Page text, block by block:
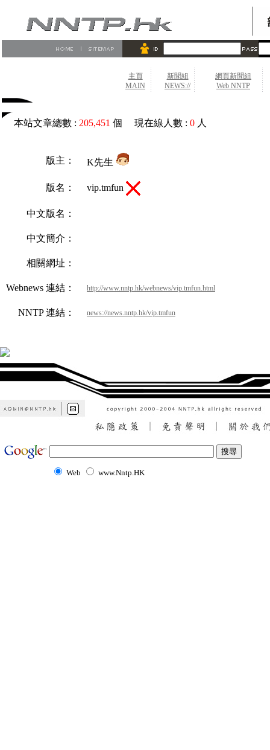
主頁
MAIN
新聞組
NEWS://
網頁新聞組
Web NNTP
本站文章總數 : 205,451 個 現在線人數 : 0 人
版主： K先生
版名： vip.tmfun
中文版名：
中文簡介：
相關網址：
Webnews 連結： http://www.nntp.hk/webnews/vip.tmfun.html
NNTP 連結： news://news.nntp.hk/vip.tmfun
Web www.Nntp.HK